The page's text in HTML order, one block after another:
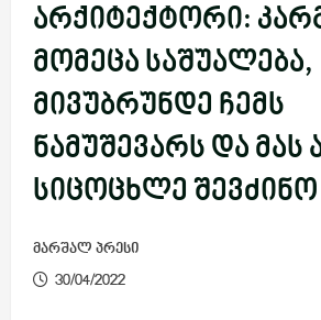
არქიტექტორი:
მომეცა საშუალება,
მივუბრუნდე ჩემს
ნამუშევარს და მას
სიცოცხლე შევძინო
მარშალ პრესი
30/04/2022